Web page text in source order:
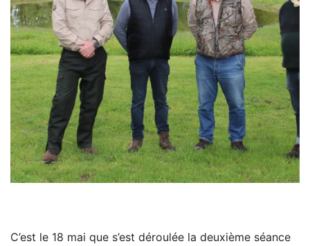
C’est le 18 mai que s’est déroulée la deuxième séance